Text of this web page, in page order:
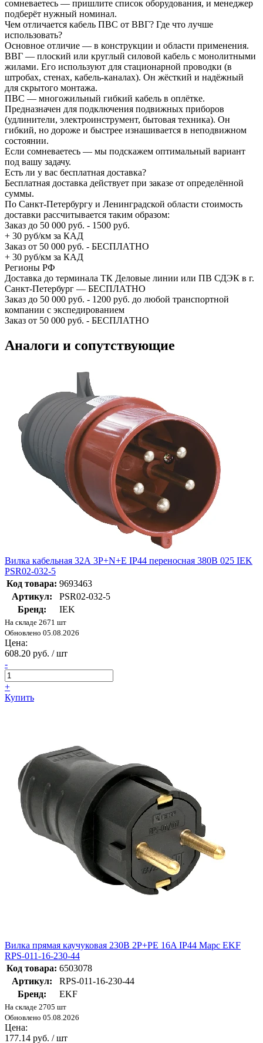
сомневаетесь — пришлите список оборудования, и менеджер
подберёт нужный номинал.
Чем отличается кабель ПВС от ВВГ? Где что лучше
использовать?
Основное отличие — в конструкции и области применения.
ВВГ — плоский или круглый силовой кабель с монолитными
жилами. Его используют для стационарной проводки (в
штробах, стенах, кабель-каналах). Он жёсткий и надёжный
для скрытого монтажа.
ПВС — многожильный гибкий кабель в оплётке.
Предназначен для подключения подвижных приборов
(удлинители, электроинструмент, бытовая техника). Он
гибкий, но дороже и быстрее изнашивается в неподвижном
состоянии.
Если сомневаетесь — мы подскажем оптимальный вариант
под вашу задачу.
Есть ли у вас бесплатная доставка?
Бесплатная доставка действует при заказе от определённой
суммы.
По Санкт-Петербургу и Ленинградской области стоимость
доставки рассчитывается таким образом:
Заказ до 50 000 руб. - 1500 руб.
+ 30 руб/км за КАД
Заказ от 50 000 руб. - БЕСПЛАТНО
+ 30 руб/км за КАД
Регионы РФ
Доставка до терминала ТК Деловые линии или ПВ СДЭК в г.
Санкт-Петербург — БЕСПЛАТНО
Заказ до 50 000 руб. - 1200 руб. до любой транспортной
компании с экспедированием
Заказ от 50 000 руб. - БЕСПЛАТНО
Аналоги и сопутствующие
Вилка кабельная 32А 3Р+N+Е IР44 переносная 380В 025 IEK
PSR02-032-5
Код товара: 9693463
Артикул:
PSR02-032-5
Бренд:
IEK
На складе 2671 шт
Обновлено 05.08.2026
Цена:
608.20 руб. / шт
-
+
Купить
Вилка прямая каучуковая 230В 2P+PE 16A IP44 Марс EKF
RPS-011-16-230-44
Код товара: 6503078
Артикул:
RPS-011-16-230-44
Бренд:
EKF
На складе 2705 шт
Обновлено 05.08.2026
Цена:
177.14 руб. / шт